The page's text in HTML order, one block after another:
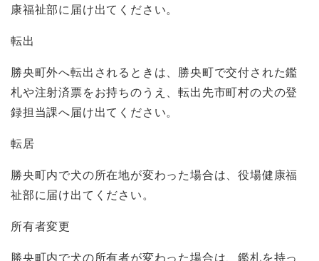
康福祉部に届け出てください。
転出
勝央町外へ転出されるときは、勝央町で交付された鑑
札や注射済票をお持ちのうえ、転出先市町村の犬の登
録担当課へ届け出てください。
転居
勝央町内で犬の所在地が変わった場合は、役場健康福
祉部に届け出てください。
所有者変更
勝央町内で犬の所有者が変わった場合は、鑑札を持っ